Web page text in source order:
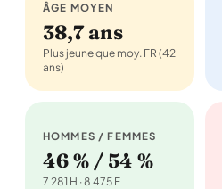
ÂGE MOYEN
38,7 ans
Plus jeune que moy. FR (42
ans)
HOMMES / FEMMES
46 % / 54 %
7 281 H · 8 475 F